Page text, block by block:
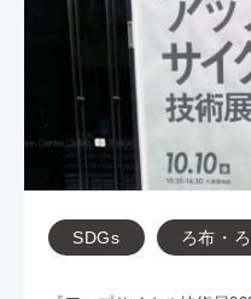
SDGs ろ布・